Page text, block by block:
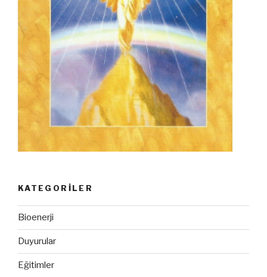
KATEGORILER
Bioenerji
Duyurular
Eğitimler